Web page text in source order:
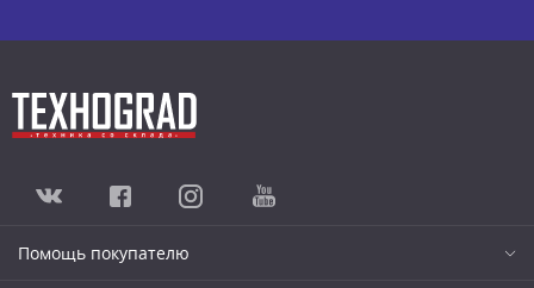
Помощь покупателю